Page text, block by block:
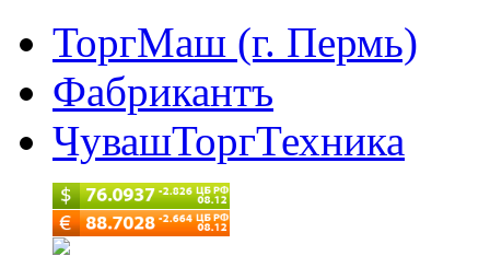
ТоргМаш (г. Пермь)
Фабрикантъ
ЧувашТоргТехника